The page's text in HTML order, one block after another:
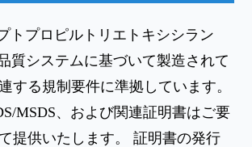
トプロピルトリエトキシシラン
質システムに基づいて製造されて
する規制要件に準拠しています。
MSDS、および関連証明書はご要
提供いたします。 証明書の発行